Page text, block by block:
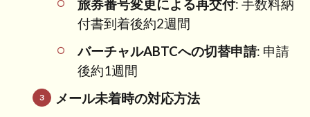
旅券番号変更による再交付: 手数料納
付書到着後約2週間
バーチャルABTCへの切替申請: 申請
後約1週間
メール未着時の対応方法